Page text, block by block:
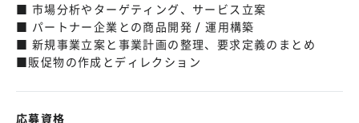
■ 市場分析やターゲティング、サービス立案
■ パートナー企業との商品開発 / 運用構築
■ 新規事業立案と事業計画の整理、要求定義のまとめ
■販促物の作成とディレクション
応募資格